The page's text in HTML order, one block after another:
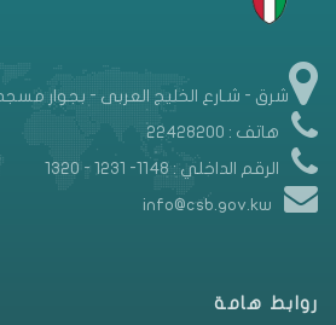
شرق - شـارع الخليج العربى - بجوار مسجد
هاتف : 22428200
الرقم الداخلي : 1148- 1231 - 1320
info@csb.gov.kw
روابط هامة